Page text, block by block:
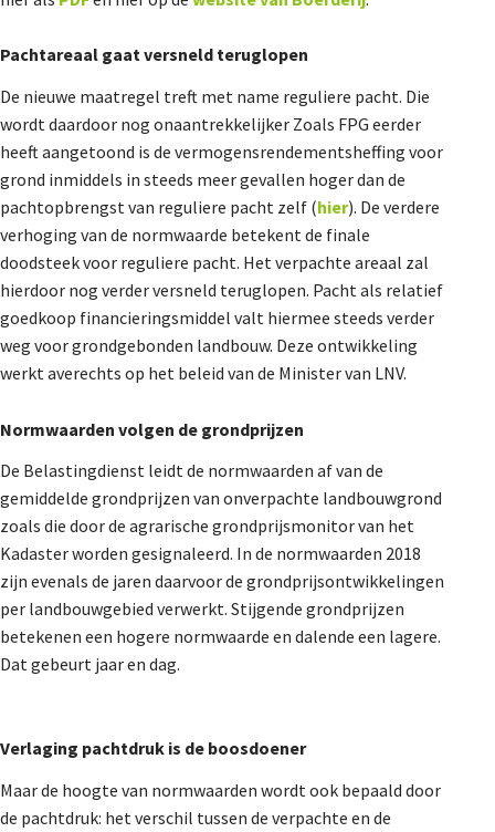
Pachtareaal gaat versneld teruglopen
De nieuwe maatregel treft met name reguliere pacht. Die
wordt daardoor nog onaantrekkelijker Zoals FPG eerder
heeft aangetoond is de vermogensrendementsheffing voor
grond inmiddels in steeds meer gevallen hoger dan de
pachtopbrengst van reguliere pacht zelf (hier). De verdere
verhoging van de normwaarde betekent de finale
doodsteek voor reguliere pacht. Het verpachte areaal zal
hierdoor nog verder versneld teruglopen. Pacht als relatief
goedkoop financieringsmiddel valt hiermee steeds verder
weg voor grondgebonden landbouw. Deze ontwikkeling
werkt averechts op het beleid van de Minister van LNV.
Normwaarden volgen de grondprijzen
De Belastingdienst leidt de normwaarden af van de
gemiddelde grondprijzen van onverpachte landbouwgrond
zoals die door de agrarische grondprijsmonitor van het
Kadaster worden gesignaleerd. In de normwaarden 2018
zijn evenals de jaren daarvoor de grondprijsontwikkelingen
per landbouwgebied verwerkt. Stijgende grondprijzen
betekenen een hogere normwaarde en dalende een lagere.
Dat gebeurt jaar en dag.
Verlaging pachtdruk is de boosdoener
Maar de hoogte van normwaarden wordt ook bepaald door
de pachtdruk: het verschil tussen de verpachte en de